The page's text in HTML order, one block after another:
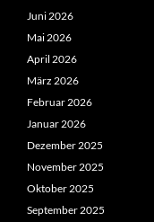
Juni 2026
Mai 2026
April 2026
März 2026
Februar 2026
Januar 2026
Dezember 2025
November 2025
Oktober 2025
September 2025